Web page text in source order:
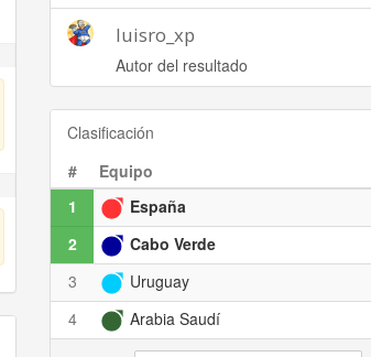
luisro_xp
Autor del resultado
Clasificación
#
Equipo
1
España
2
Cabo Verde
3
Uruguay
4
Arabia Saudí